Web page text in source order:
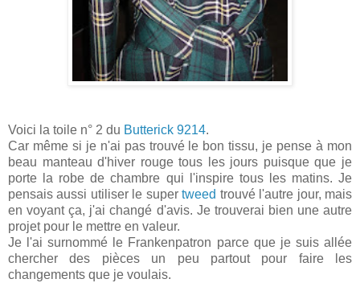
Voici la toile n° 2 du Butterick 9214.
Car même si je n'ai pas trouvé le bon tissu, je pense à mon
beau manteau d'hiver rouge tous les jours puisque que je
porte la robe de chambre qui l'inspire tous les matins. Je
pensais aussi utiliser le supertweed trouvé l'autre jour, mais
en voyant ça, j'ai changé d'avis. Je trouverai bien une autre
projet pour le mettre en valeur.
Je l'ai surnommé le Frankenpatron parce que je suis allée
chercher des pièces un peu partout pour faire les
changements que je voulais.